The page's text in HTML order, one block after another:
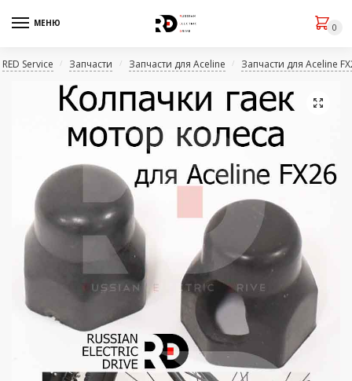
МЕНЮ 0
RED Service / Запчасти / Запчасти для Aceline / Запчасти для Aceline
🔍